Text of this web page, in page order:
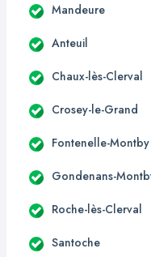
Mandeure
Anteuil
Chaux-lès-Clerval
Crosey-le-Grand
Fontenelle-Montby
Gondenans-
Roche-lès-Clerval
Santoche